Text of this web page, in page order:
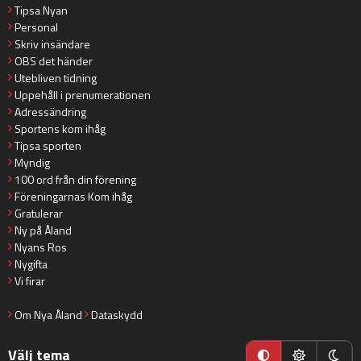
Tipsa Nyan
Personal
Skriv insändare
OBS det händer
Utebliven tidning
Uppehåll i prenumerationen
Adressändring
Sportens kom ihåg
Tipsa sporten
Myndig
100 ord från din förening
Föreningarnas Kom ihåg
Gratulerar
Ny på Åland
Nyans Ros
Nygifta
Vi firar
Om Nya Åland Dataskydd
Välj tema